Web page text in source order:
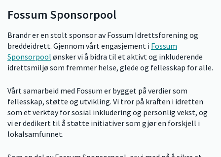
Fossum Sponsorpool
Brandr er en stolt sponsor av Fossum Idrettsforening og
breddeidrett. Gjennom vårt engasjement i Fossum
Sponsorpool ønsker vi å bidra til et aktivt og inkluderende
idrettsmiljø som fremmer helse, glede og fellesskap for alle.
Vårt samarbeid med Fossum er bygget på verdier som
fellesskap, støtte og utvikling. Vi tror på kraften i idretten
som et verktøy for sosial inkludering og personlig vekst, og
vi er dedikert til å støtte initiativer som gjør en forskjell i
lokalsamfunnet.